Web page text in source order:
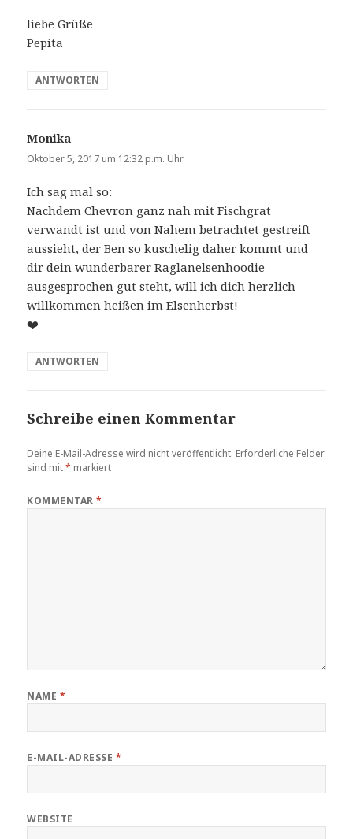
liebe Grüße
Pepita
ANTWORTEN
Monika
Oktober 5, 2017 um 12:32 p.m. Uhr
Ich sag mal so:
Nachdem Chevron ganz nah mit Fischgrat
verwandt ist und von Nahem betrachtet gestreift
aussieht, der Ben so kuschelig daher kommt und
dir dein wunderbarer Raglanelsenhoodie
ausgesprochen gut steht, will ich dich herzlich
willkommen heißen im Elsenherbst!
❤️
ANTWORTEN
Schreibe einen Kommentar
Deine E-Mail-Adresse wird nicht veröffentlicht. Erforderliche Felder
sind mit* markiert
KOMMENTAR*
NAME *
E-MAIL-ADRESSE *
WEBSITE